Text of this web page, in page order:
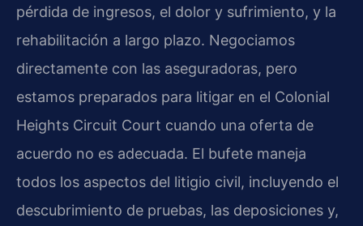
pérdida de ingresos, el dolor y sufrimiento, y la
rehabilitación a largo plazo. Negociamos
directamente con las aseguradoras, pero
estamos preparados para litigar en el Colonial
Heights Circuit Court cuando una oferta de
acuerdo no es adecuada. El bufete maneja
todos los aspectos del litigio civil, incluyendo el
descubrimiento de pruebas, las deposiciones y,